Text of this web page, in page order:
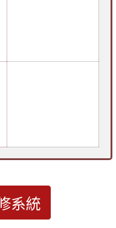
系統